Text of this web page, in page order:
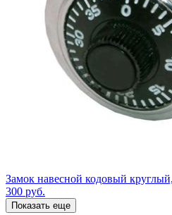
Замок навесной кодовый
300 руб.
Показать еще